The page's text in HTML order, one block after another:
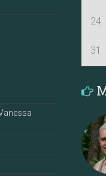
24
31